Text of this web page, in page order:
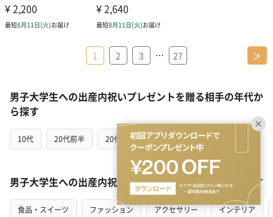
1 2 3 … 27 ＞
男子大学生への出産内祝いプレゼントを贈る相手の年代か
ら探す
10代 20代前半 20代後半
男子大学生への出産内祝いプレゼントをカテゴリから探す
食品・スイーツ ファッション アクセサリー インテリア